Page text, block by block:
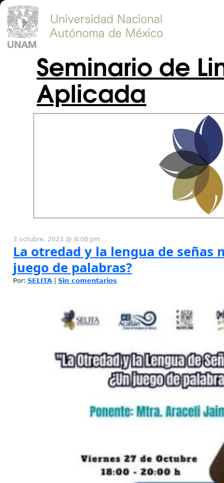
Seminario de
Aplicada
3 octubre, 2023 @ 8:08 pm
La otredad y la lengua de señas
juego de palabras?
Por: SELITA Sin comentarios